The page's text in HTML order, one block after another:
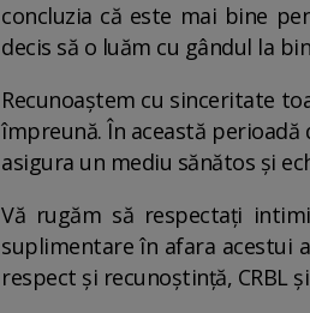
concluzia că este mai bine
decis să o luăm cu gândul la
Recunoaștem cu sinceritate
împreună. În această
asigura un mediu sănătos și
Vă rugăm să respectați
suplimentare în afara acestui
respect și recunoștință, CRBL